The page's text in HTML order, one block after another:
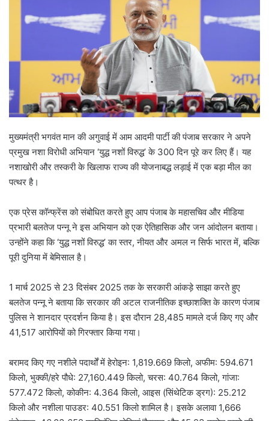
मुख्यमंत्री भगवंत मान की अगुवाई में आम आदमी पार्टी की पंजाब सरकार ने अपने
प्रमुख नशा विरोधी अभियान ‘युद्ध नशों विरुद्ध’ के 300 दिन पूरे कर लिए हैं। यह
नशाखोरी और तस्करी के खिलाफ राज्य की योजनाबद्ध लड़ाई में एक बड़ा मील का
पत्थर है।
एक प्रेस कॉन्फ्रेंस को संबोधित करते हुए आप पंजाब के महासचिव और मीडिया
प्रभारी बलतेज पन्नू ने इस अभियान को एक ऐतिहासिक और जन आंदोलन बताया।
उन्होंने कहा कि ‘युद्ध नशों विरुद्ध’ का स्तर, नीयत और अमल न सिर्फ भारत में, बल्कि
पूरी दुनिया में बेमिसाल है।
1 मार्च 2025 से 23 दिसंबर 2025 तक के सरकारी आंकड़े साझा करते हुए
बलतेज पन्नू ने बताया कि सरकार की अटल राजनीतिक इच्छाशक्ति के कारण पंजाब
पुलिस ने शानदार प्रदर्शन किया है। इस दौरान 28,485 मामले दर्ज किए गए और
41,517 आरोपियों को गिरफ्तार किया गया।
बरामद किए गए नशीले पदार्थों में हेरोइन: 1,819.669 किलो, अफीम: 594.671
किलो, भुक्की/हरे पौधे: 27,160.449 किलो, चरस: 40.764 किलो, गांजा:
577.472 किलो, कोकीन: 4.364 किलो, आइस (सिंथेटिक ड्रग): 25.212
किलो और नशीला पाउडर: 40.551 किलो शामिल है। इसके अलावा 1,666